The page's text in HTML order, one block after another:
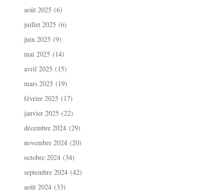
août 2025 (6)
juillet 2025 (6)
juin 2025 (9)
mai 2025 (14)
avril 2025 (15)
mars 2025 (19)
février 2025 (17)
janvier 2025 (22)
décembre 2024 (29)
novembre 2024 (20)
octobre 2024 (34)
septembre 2024 (42)
août 2024 (33)